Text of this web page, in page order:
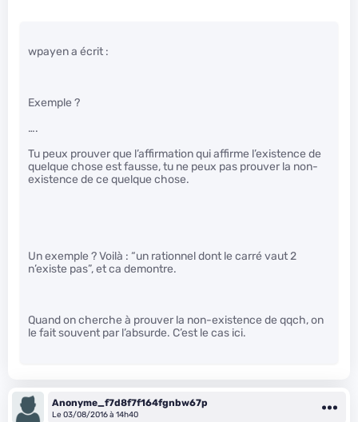
wpayen a écrit :
Exemple ?
….
Tu peux prouver que l’affirmation qui affirme l’existence de
quelque chose est fausse, tu ne peux pas prouver la non-
existence de ce quelque chose.
Un exemple ? Voilà : “un rationnel dont le carré vaut 2
n’existe pas”, et ca demontre.
Quand on cherche à prouver la non-existence de qqch, on
le fait souvent par l’absurde. C’est le cas ici.
Anonyme_f7d8f7f164fgnbw67p
Le 03/08/2016 à 14h40